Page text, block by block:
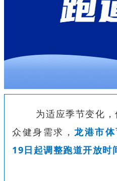
为适应季节变化
众健身需求，龙港市
19日起调整跑道开放时